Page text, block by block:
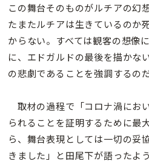
この舞台そのものがルチアの幻
たまたルチアは生きているのか
からない。すべては観客の想像
に、エドガルドの最後を描かな
の悲劇であることを強調するのだ
取材の過程で「コロナ渦にお
られることを証明するために最
ら、舞台表現としては一切の妥
きました」と田尾下が語ったよ